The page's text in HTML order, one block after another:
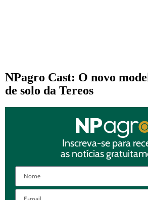
NPagro Cast: O novo
de solo da Tereos
Inscreva-se para
as notícias